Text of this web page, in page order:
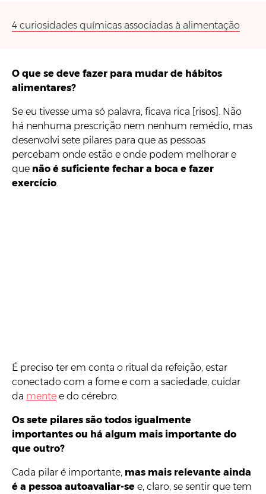
4 curiosidades químicas associadas à alimentação
O que se deve fazer para mudar de hábitos
alimentares?
Se eu tivesse uma só palavra, ficava rica [risos]. Não
há nenhuma prescrição nem nenhum remédio, mas
desenvolvi sete pilares para que as pessoas
percebam onde estão e onde podem melhorar e
que não é suficiente fechar a boca e fazer
exercício
É preciso ter em conta o ritual da refeição, estar
conectado com a fome e com a saciedade, cuidar
da mente e do cérebro.
Os sete pilares são todos igualmente
importantes ou há algum mais importante do
que outro?
Cada pilar é importante, mas mais relevante ainda
é a pessoa autoavaliar-se e, claro, se sentir que tem